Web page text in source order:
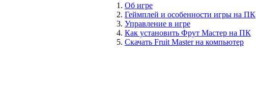
Об игре
Геймплей и особенности игры на ПК
Управление в игре
Как установить Фрут Мастер на ПК
Скачать Fruit Master на компьютер